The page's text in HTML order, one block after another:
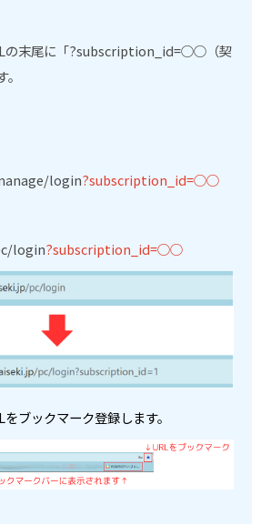
の末尾に「?subscription_id=○○（契
login?subscription_id=○○
login?subscription_id=○○
をブックマーク登録します。